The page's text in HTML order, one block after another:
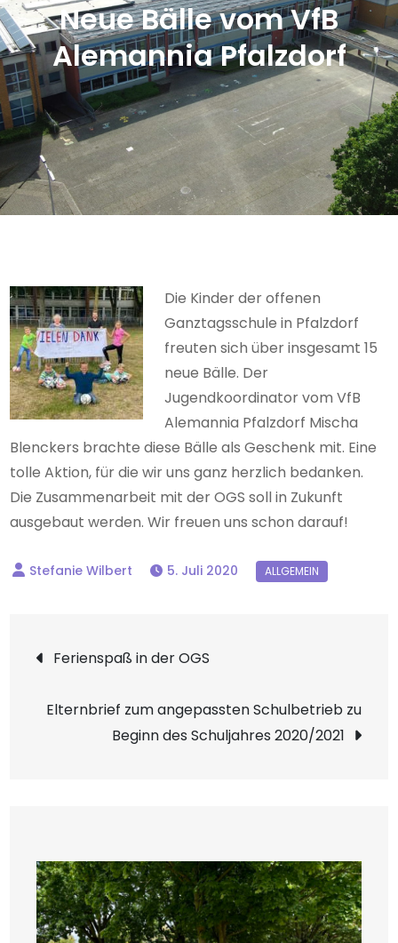
Neue Bälle vom VfB
Alemannia Pfalzdorf
Die Kinder der offenen
Ganztagsschule in Pfalzdorf
freuten sich über insgesamt 15
neue Bälle. Der
Jugendkoordinator vom VfB
Alemannia Pfalzdorf Mischa
Blenckers brachte diese Bälle als Geschenk mit. Eine
tolle Aktion, für die wir uns ganz herzlich bedanken.
Die Zusammenarbeit mit der OGS soll in Zukunft
ausgebaut werden. Wir freuen uns schon darauf!
5. Juli 2020
Beitragsnavigation
Ferienspaß in der OGS
Elternbrief zum angepassten Schulbetrieb zu
Beginn des Schuljahres 2020/2021